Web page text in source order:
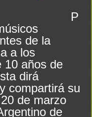
P
de la
a los
10 años de
dirá
compartirá su
de marzo
de